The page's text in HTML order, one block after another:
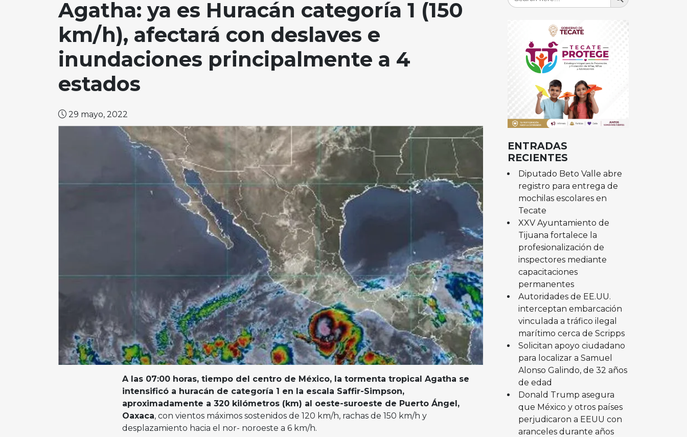
Agatha: ya es Huracán categoría 1 (150
km/h), afectará con deslaves e
inundaciones principalmente a 4
estados
29 mayo, 2022
A las 07:00 horas, tiempo del centro de México, la tormenta tropical Agatha se
intensificó a huracán de categoría 1 en la escala Saffir-Simpson,
aproximadamente a 320 kilómetros (km) al oeste-suroeste de Puerto Ángel,
Oaxaca, con vientos máximos sostenidos de 120 km/h, rachas de 150 km/h y
desplazamiento hacia el nor- noroeste a 6 km/h.
ENTRADAS
RECIENTES
Diputado Beto Valle abre
registro para entrega de
mochilas escolares en
Tecate
XXV Ayuntamiento de
Tijuana fortalece la
profesionalización de
inspectores mediante
capacitaciones
permanentes
Autoridades de EE.UU.
interceptan embarcación
vinculada a tráfico ilegal
marítimo cerca de Scripps
Solicitan apoyo ciudadano
para localizar a Samuel
Alonso Galindo, de 32 años
de edad
Donald Trump asegura
que México y otros países
perjudicaron a EEUU con
aranceles durante años